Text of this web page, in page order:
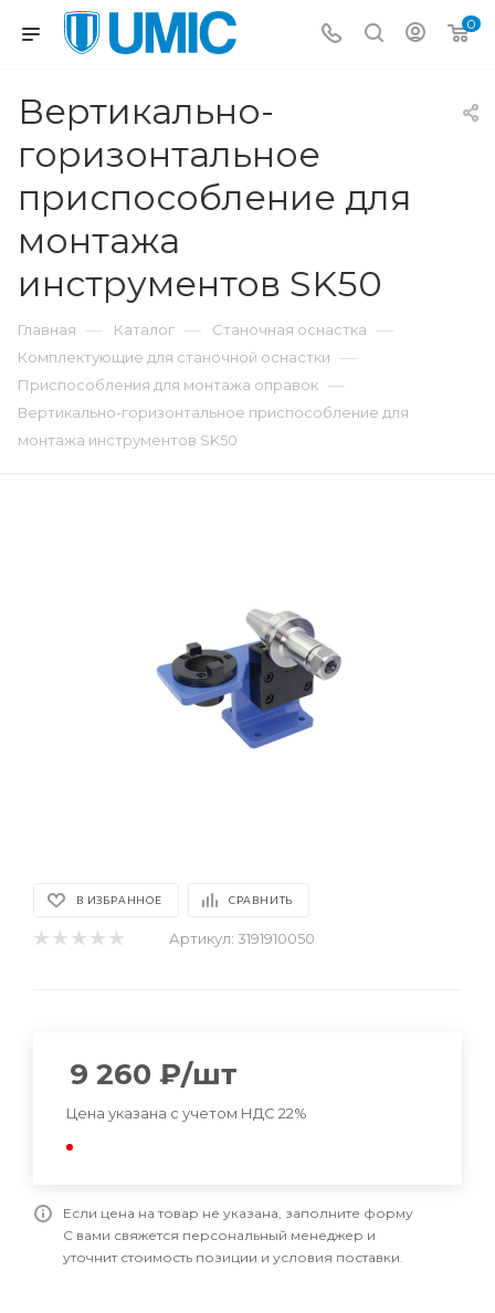
0
Вертикально-
горизонтальное
приспособление для
монтажа
инструментов SK50
Главная — Каталог — Станочная оснастка —
Комплектующие для станочной оснастки —
Приспособления для монтажа оправок —
Вертикально-горизонтальное приспособление для
монтажа инструментов SK50
В ИЗБРАННОЕ СРАВНИТЬ
Артикул: 3191910050
9 260 ₽/шт
Цена указана с учетом НДС 22%
Если цена на товар не указана, заполните форму
С вами свяжется персональный менеджер и
уточнит стоимость позиции и условия поставки.